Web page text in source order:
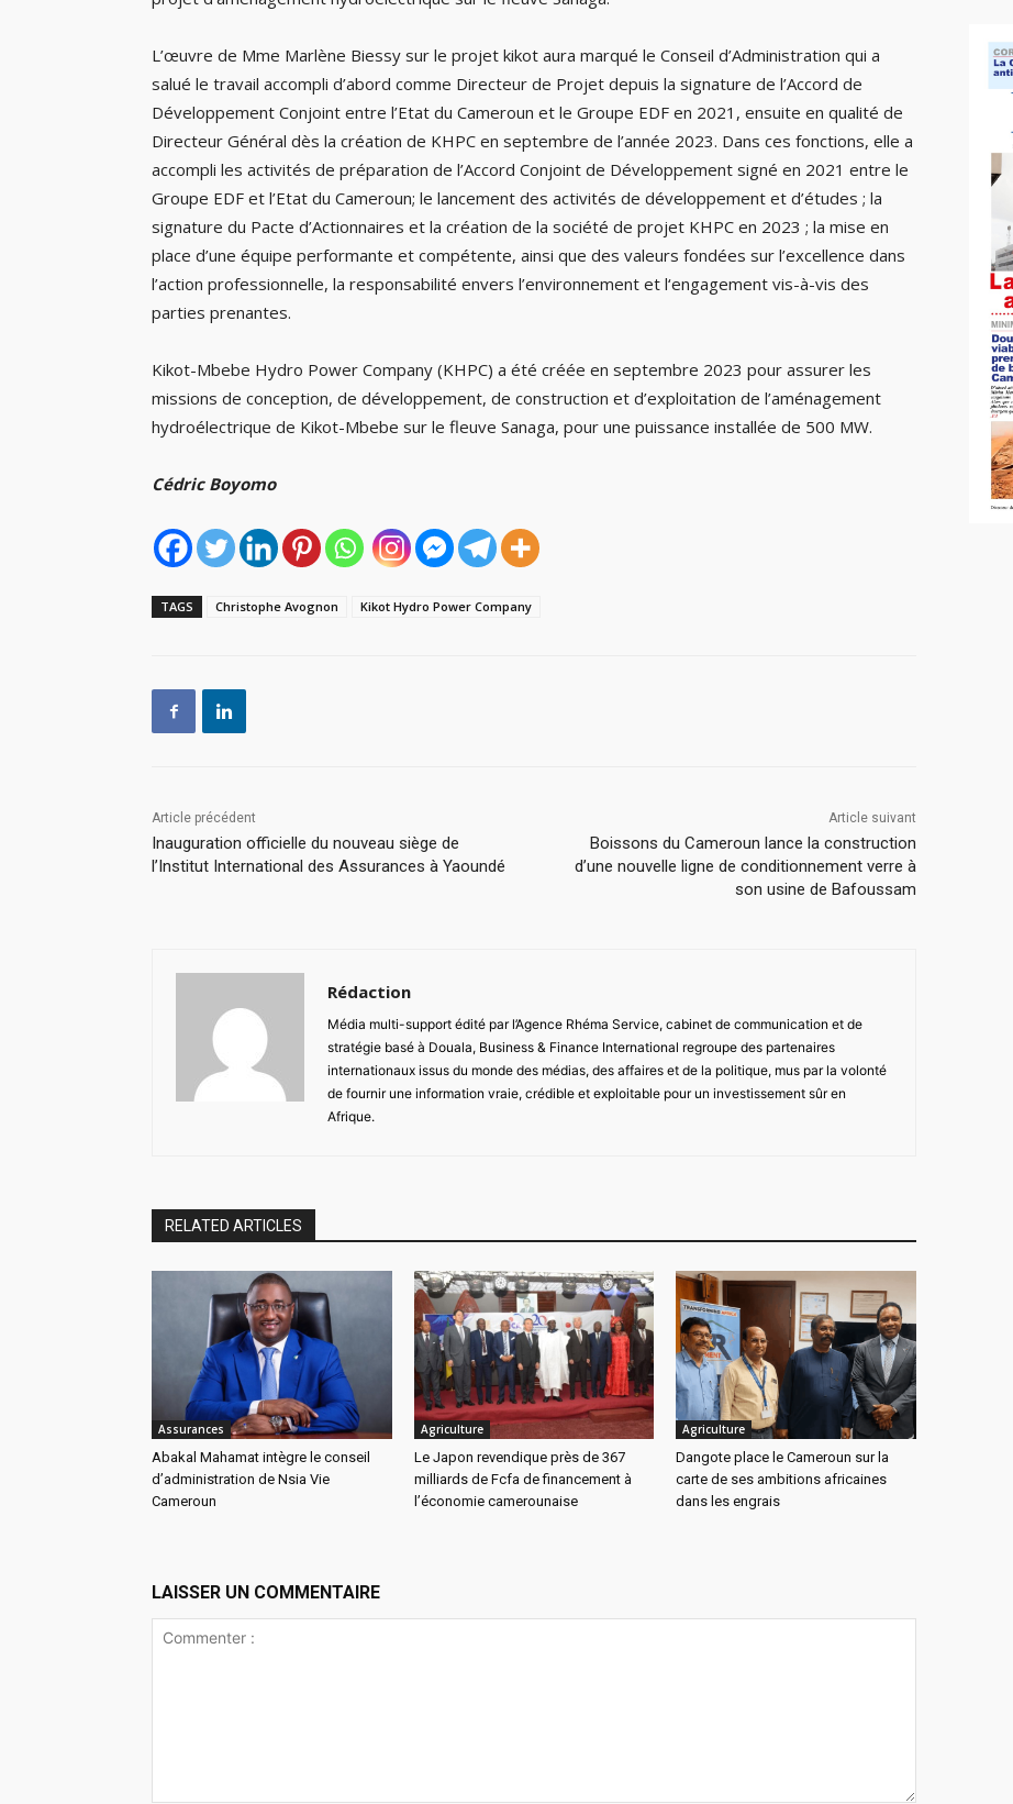
L’œuvre de Mme Marlène Biessy sur le projet kikot aura marqué le Conseil d’Administration qui a
salué le travail accompli d’abord comme Directeur de Projet depuis la signature de l’Accord de
Développement Conjoint entre l’Etat du Cameroun et le Groupe EDF en 2021, ensuite en qualité de
Directeur Général dès la création de KHPC en septembre de l’année 2023. Dans ces fonctions, elle a
accompli les activités de préparation de l’Accord Conjoint de Développement signé en 2021 entre le
Groupe EDF et l’Etat du Cameroun; le lancement des activités de développement et d’études ; la
signature du Pacte d’Actionnaires et la création de la société de projet KHPC en 2023 ; la mise en
place d’une équipe performante et compétente, ainsi que des valeurs fondées sur l’excellence dans
l’action professionnelle, la responsabilité envers l’environnement et l‘engagement vis-à-vis des
parties prenantes.
Kikot-Mbebe Hydro Power Company (KHPC) a été créée en septembre 2023 pour assurer les
missions de conception, de développement, de construction et d’exploitation de l’aménagement
hydroélectrique de Kikot-Mbebe sur le fleuve Sanaga, pour une puissance installée de 500 MW.
Cédric Boyomo
TAGS Christophe Avognon Kikot Hydro Power Company
Article précédent
Inauguration officielle du nouveau siège de
l’Institut International des Assurances à Yaoundé
Article suivant
Boissons du Cameroun lance la construction
d’une nouvelle ligne de conditionnement verre à
son usine de Bafoussam
Rédaction
Média multi-support édité par l’Agence Rhéma Service, cabinet de communication et de
stratégie basé à Douala, Business & Finance International regroupe des partenaires
internationaux issus du monde des médias, des affaires et de la politique, mus par la volonté
de fournir une information vraie, crédible et exploitable pour un investissement sûr en
Afrique.
RELATED ARTICLES
Assurances
Abakal Mahamat intègre le conseil
d’administration de Nsia Vie
Cameroun
Agriculture
Le Japon revendique près de 367
milliards de Fcfa de financement à
l’économie camerounaise
Agriculture
Dangote place le Cameroun sur la
carte de ses ambitions africaines
dans les engrais
LAISSER UN COMMENTAIRE